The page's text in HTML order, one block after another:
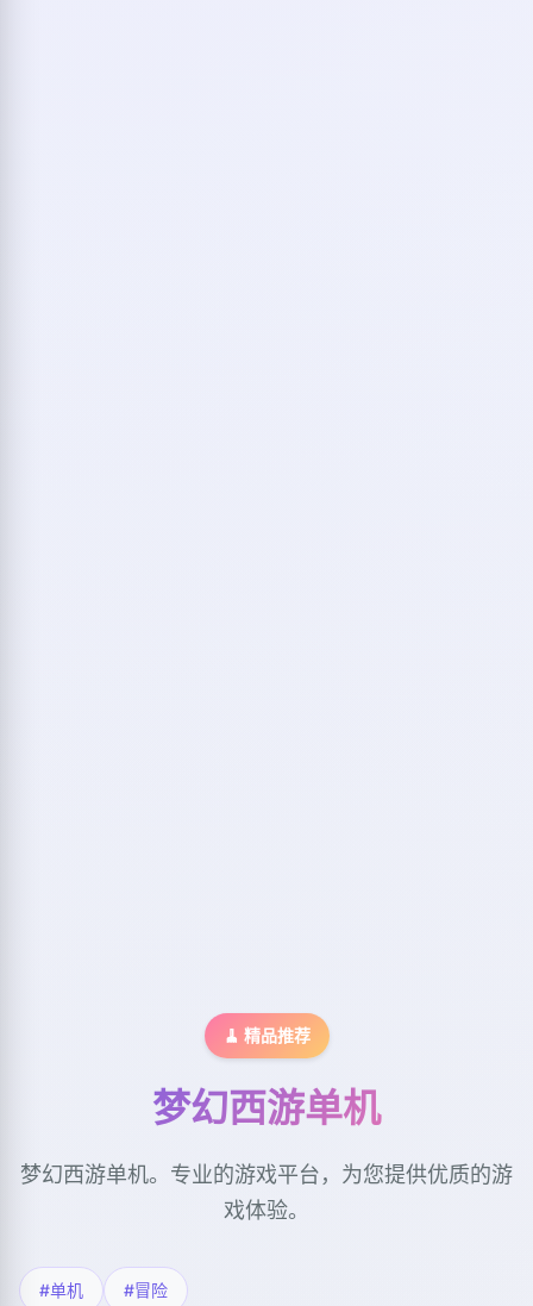
🧹 精品推荐
梦幻西游单机
梦幻西游单机。专业的游戏平台，为您提供优质的游
戏体验。
#单机 #冒险